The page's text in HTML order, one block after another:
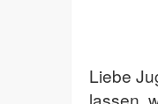
Liebe
lassen,